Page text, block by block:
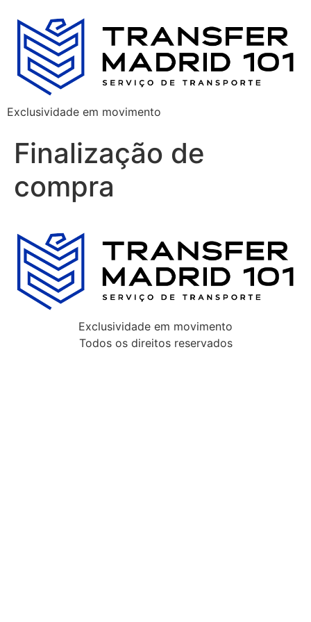
Exclusividade em movimento
Finalização de
compra
Exclusividade em movimento
Todos os direitos reservados